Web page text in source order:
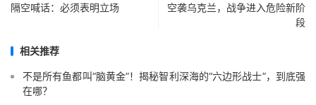
隔空喊话：必须表明立场
空袭乌克兰，战争进入危险新阶
段
相关推荐
不是所有鱼都叫“脑黄金”！揭秘智利深海的“六边形战士”，到底强
在哪？